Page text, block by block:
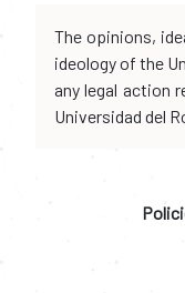
The opinions,
ideology of the
any legal action
Universidad del